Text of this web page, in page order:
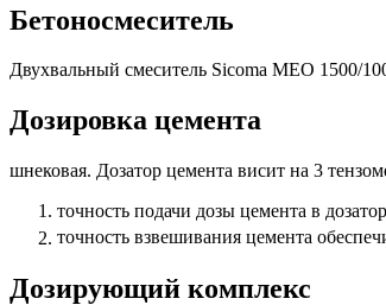
Бетоносмеситель
Двухвальный смеситель Sicoma MEO 1500/
Дозировка цемента
шнековая. Дозатор цемента висит на 3
точность подачи дозы цемента в
точность взвешивания цемента
Дозирующий комплекс